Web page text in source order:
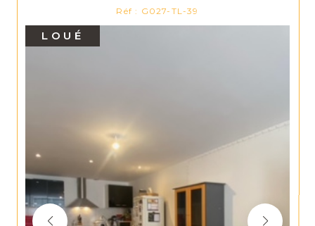
Réf : G027-TL-39
LOUÉ